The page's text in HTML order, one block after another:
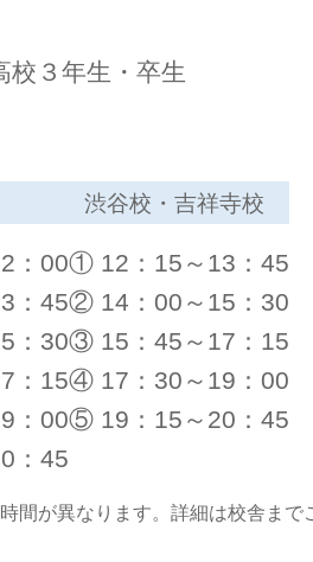
校３年生・卒生
：00
：45
：30
：15
：00
：45
渋谷校・吉祥寺校
① 12：15～13：45
② 14：00～15：30
③ 15：45～17：15
④ 17：30～19：00
⑤ 19：15～20：45
間が異なります。詳細は校舎まで